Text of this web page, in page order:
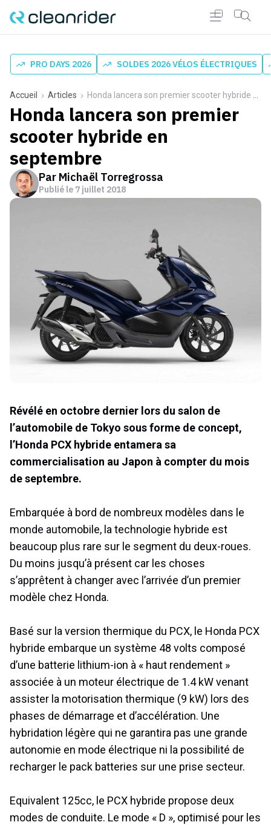
PRO DAYS 2026 SOLDES 2026 VÉLOS ÉLECTRIQUES
Accueil Articles Honda lancera son premier scooter hybride en septembre
Honda lancera son premier
scooter hybride en
septembre
Par Michaël Torregrossa
Publié le 7 juillet 2018
Révélé en octobre dernier lors du salon de
l’automobile de Tokyo sous forme de concept,
l’Honda PCX hybride entamera sa
commercialisation au Japon à compter du mois
de septembre.
Embarquée à bord de nombreux modèles dans le
monde automobile, la technologie hybride est
beaucoup plus rare sur le segment du deux-roues.
Du moins jusqu’à présent car les choses
s’apprêtent à changer avec l’arrivée d’un premier
modèle chez Honda.
Basé sur la version thermique du PCX, le Honda PCX
hybride embarque un système 48 volts composé
d’une batterie lithium-ion à « haut rendement »
associée à un moteur électrique de 1.4 kW venant
assister la motorisation thermique (9 kW) lors des
phases de démarrage et d’accélération. Une
hybridation légère qui ne garantira pas une grande
autonomie en mode électrique ni la possibilité de
recharger le pack batteries sur une prise secteur.
Equivalent 125cc, le PCX hybride propose deux
modes de conduite. Le mode « D », optimisé pour les